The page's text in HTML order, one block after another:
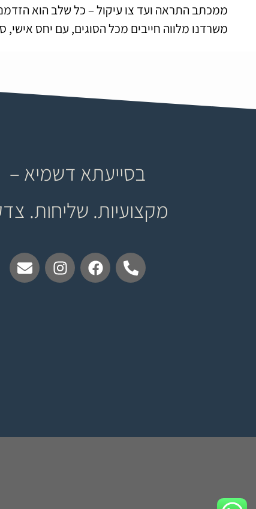
ממכתב התראה ועד צו עיקול – כל שלב הוא
משרדנו מלווה חייבים מכל הסוגים, עם יחס אישי,
בסייעתא דשמיא –
מקצועיות. שליחות.